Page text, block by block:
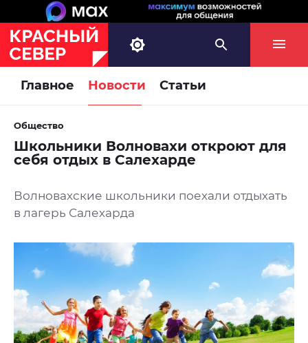
Главное Новости Статьи
Общество
Школьники Волновахи откроют для
себя отдых в Салехарде
Волновахские школьники поехали отдыхать
в лагерь Салехарда